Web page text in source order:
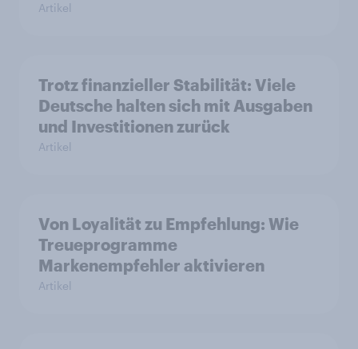
Artikel
Trotz finanzieller Stabilität: Viele
Deutsche halten sich mit Ausgaben
und Investitionen zurück
Artikel
Von Loyalität zu Empfehlung: Wie
Treueprogramme
Markenempfehler aktivieren
Artikel